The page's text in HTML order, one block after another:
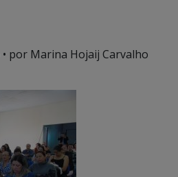
• por Marina Hojaij Carvalho